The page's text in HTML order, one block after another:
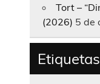
Tort –
(2026) 5 de
Etiquetas